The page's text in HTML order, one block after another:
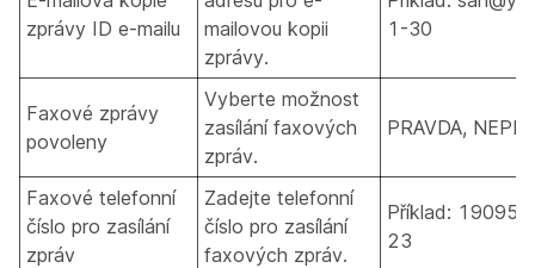
zprávy ID e-mailu
mailovou kopii
zprávy.
1-30
Faxové zprávy
povoleny
Vyberte možnost
zasílání faxových
zpráv.
PRAVDA,
Faxové telefonní
číslo pro zasílání
zpráv
Zadejte telefonní
číslo pro zasílání
faxových zpráv.
Příklad:
23